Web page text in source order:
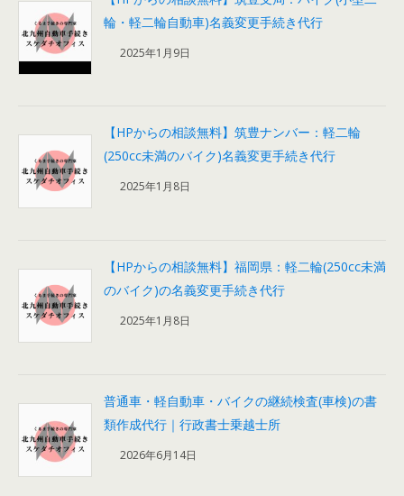
輪・軽二輪自動車)名義変更手続き代行
2025年1月9日
【HPからの相談無料】筑豊ナンバー：軽二輪
(250cc未満のバイク)名義変更手続き代行
2025年1月8日
【HPからの相談無料】福岡県：軽二輪(250cc未満
のバイク)の名義変更手続き代行
2025年1月8日
普通車・軽自動車・バイクの継続検査(車検)の書
類作成代行｜行政書士乗越士所
2026年6月14日